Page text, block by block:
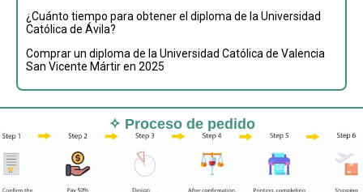
¿Cuánto tiempo para obtener el diploma de la Universidad
Católica de Ávila?
Comprar un diploma de la Universidad Católica de Valencia
San Vicente Mártir en 2025
✧ Proceso de pedido